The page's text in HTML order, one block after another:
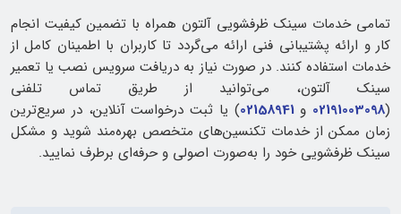
تمامی خدمات سینک ظرفشویی آلتون همراه با تضمین کیفیت انجام
کار و ارائه پشتیبانی فنی ارائه می‌گردد تا کاربران با اطمینان کامل از
خدمات استفاده کنند. در صورت نیاز به دریافت سرویس نصب یا تعمیر
سینک آلتون، می‌توانید از طریق تماس تلفنی
(
02191003098 و 02158941) یا ثبت درخواست آنلاین، در سریع‌ترین
زمان ممکن از خدمات تکنسین‌های متخصص بهره‌مند شوید و مشکل
سینک ظرفشویی خود را به‌صورت اصولی و حرفه‌ای برطرف نمایید.